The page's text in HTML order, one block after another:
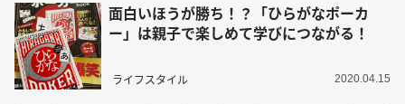
面白いほうが勝ち！？「ひらがなポーカ
ー」は親子で楽しめて学びにつながる！
ライフスタイル 2020.04.15